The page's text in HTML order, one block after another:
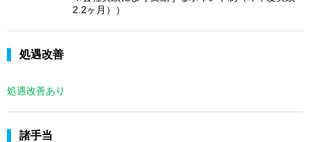
2.2ヶ月））
処遇改善
処遇改善あり
諸手当